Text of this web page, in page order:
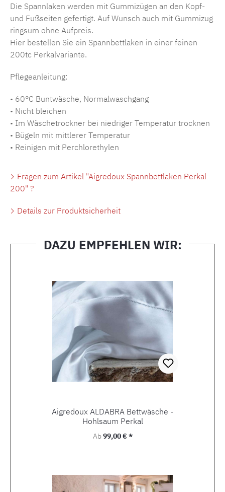
Die Spannlaken werden mit Gummizügen an den Kopf-
und Fußseiten gefertigt. Auf Wunsch auch mit Gummizug
ringsum ohne Aufpreis.
Hier bestellen Sie ein Spannbettlaken in einer feinen
200tc Perkalvariante.
Pflegeanleitung:
• 60°C Buntwäsche, Normalwaschgang
• Nicht bleichen
• Im Wäschetrockner bei niedriger Temperatur trocknen
• Bügeln mit mittlerer Temperatur
• Reinigen mit Perchlorethylen
Fragen zum Artikel "Aigredoux Spannbettlaken Perkal
200" ?
Details zur Produktsicherheit
DAZU EMPFEHLEN WIR:
Aigredoux ALDABRA Bettwäsche -
Hohlsaum Perkal
Regulärer Preis:
Ab99,00 € *